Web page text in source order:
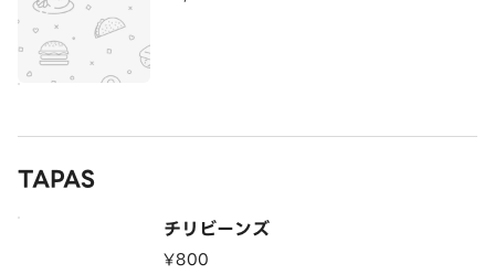
TAPAS
チリビーンズ
¥800